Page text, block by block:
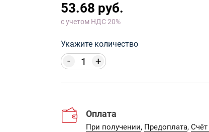
53.68 руб.
с учетом НДС 20%
Укажите количество
+
-
Оплата
При получении, Предоплата,